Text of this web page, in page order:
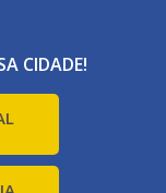
CIDADE!